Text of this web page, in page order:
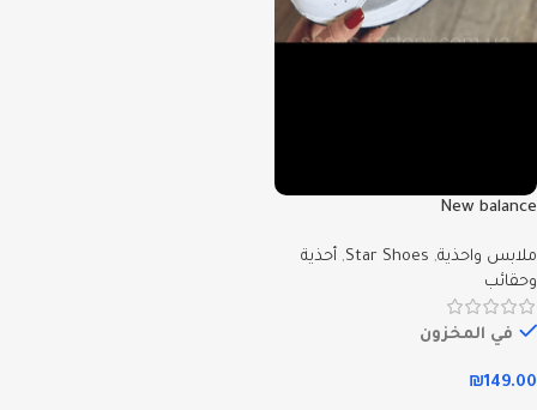
New balance
ملابس واحذية,
Star Shoes
, أحذية
وحقائب
في المخزون
₪149.00